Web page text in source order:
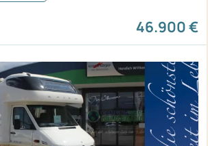
46.900 €